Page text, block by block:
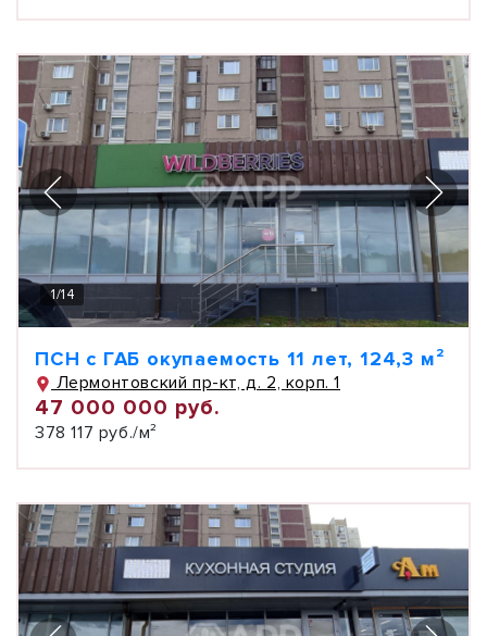
1/14
ПСН с ГАБ окупаемость 11 лет, 124,3 м²
Лермонтовский пр-кт, д. 2, корп. 1
47 000 000 руб.
378 117 руб./м²